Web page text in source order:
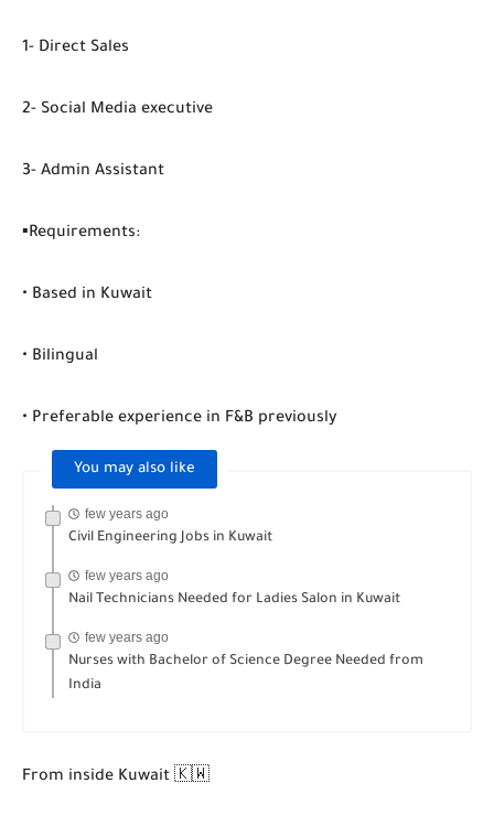
1- Direct Sales
2- Social Media executive
3- Admin Assistant
▪️Requirements:
• Based in Kuwait
• Bilingual
• Preferable experience in F&B previously
You may also like
few years ago
Civil Engineering Jobs in Kuwait
few years ago
Nail Technicians Needed for Ladies Salon in Kuwait
few years ago
Nurses with Bachelor of Science Degree Needed from
India
From inside Kuwait 🇰🇼